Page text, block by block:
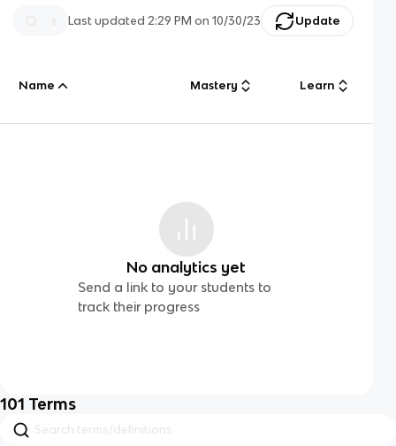
Last updated2:29 PM on 10/30/23 Update
Name Mastery Learn
No analytics yet
Send a link to your students to
track their progress
101 Terms